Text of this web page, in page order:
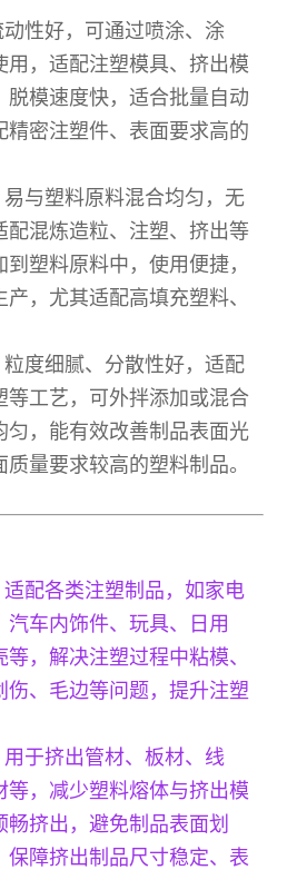
性好，可通过喷涂、涂
用，适配注塑模具、挤出模
脱模速度快，适合批量自动
精密注塑件、表面要求高的
与塑料原料混合均匀，无
配混炼造粒、注塑、挤出等
塑料原料中，使用便捷，
，尤其适配高填充塑料、
度细腻、分散性好，适配
等工艺，可外拌添加或混合
匀，能有效改善制品表面光
量要求较高的塑料制品。
适配各类注塑制品，如家电
汽车内饰件、玩具、日用
，解决注塑过程中粘模、
伤、毛边等问题，提升注塑
用于挤出管材、板材、线
等，减少塑料熔体与挤出模
挤出，避免制品表面划
保障挤出制品尺寸稳定、表